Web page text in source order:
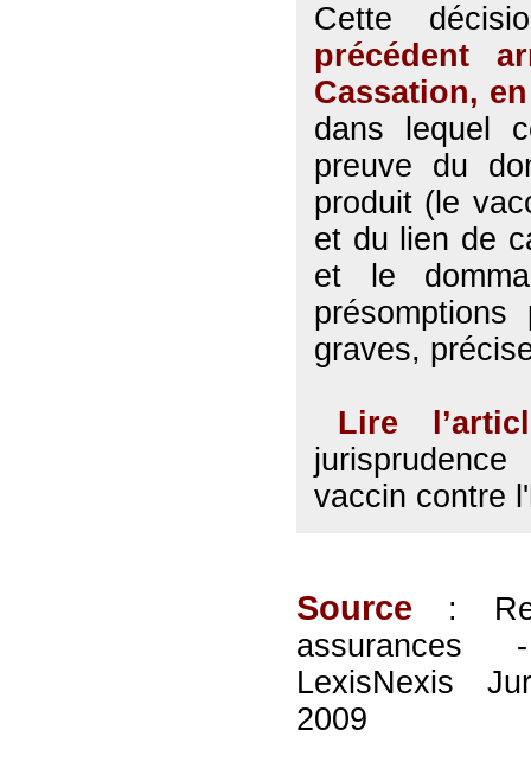
Cette
précédent
Cassation,
dans lequel
preuve du
produit (le
et du lien de
et le
graves,
Lire
vaccin contre
Source :
assurances
LexisNexis
2009